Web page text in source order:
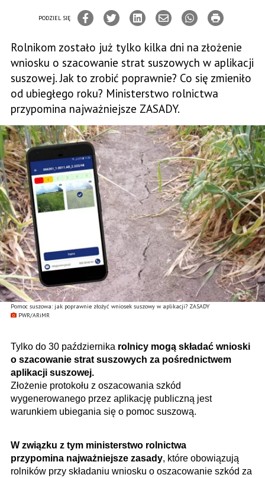
Pomoc suszowa: jak poprawnie złożyć wniosek suszowy w aplikacji? ZASADY
PWR/ARiMR
PODZIEL SIĘ
Rolnikom zostało już tylko kilka dni na złożenie
wniosku o szacowanie strat suszowych w aplikacji
suszowej. Jak to zrobić poprawnie? Co się zmieniło
od ubiegłego roku? Ministerstwo rolnictwa
przypomina najważniejsze ZASADY.
Tylko do 30 października rolnicy mogą składać wnioski
o szacowanie strat suszowych za pośrednictwem
aplikacji suszowej.
Złożenie protokołu z oszacowania szkód
wygenerowanego przez aplikację publiczną jest
warunkiem ubiegania się o pomoc suszową.
W związku z tym ministerstwo rolnictwa
przypomina najważniejsze zasady, które obowiązują
rolników przy składaniu wniosku o oszacowanie szkód za